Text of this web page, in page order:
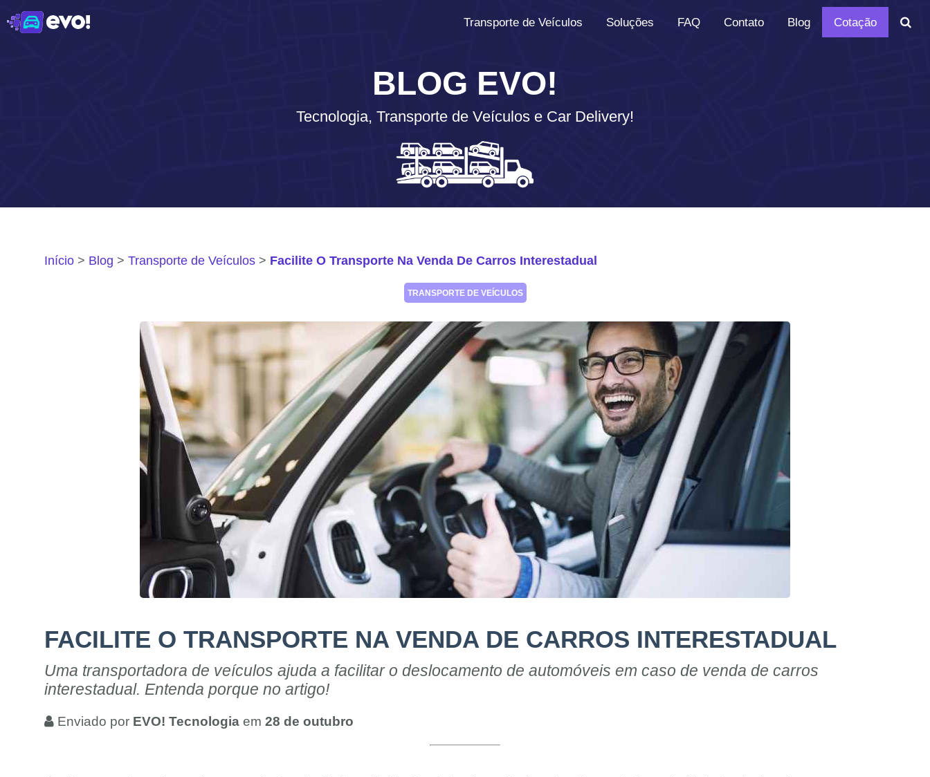
Transporte de Veículos Soluções FAQ Contato Blog Cotação
BLOG EVO!
Tecnologia, Transporte de Veículos e Car Delivery!
Início Blog Transporte de Veículos Facilite O Transporte Na Venda De Carros Interestadual
TRANSPORTE DE VEÍCULOS
FACILITE O TRANSPORTE NA VENDA DE CARROS INTERESTADUAL
Uma transportadora de veículos ajuda a facilitar o deslocamento de automóveis em caso de venda de carros
interestadual. Entenda porque no artigo!
Enviado por EVO! Tecnologia em 28 de outubro